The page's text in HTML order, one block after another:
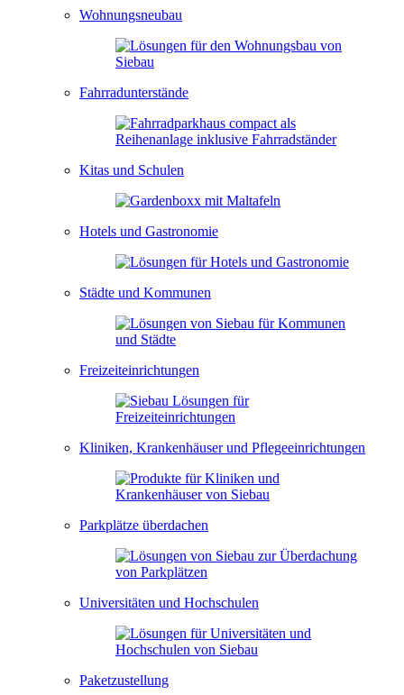
Wohnungsneubau
Fahrradunterstände
Kitas und Schulen
Hotels und Gastronomie
Städte und Kommunen
Freizeiteinrichtungen
Kliniken, Krankenhäuser und Pflegeeinrichtungen
Parkplätze überdachen
Universitäten und Hochschulen
Paketzustellung